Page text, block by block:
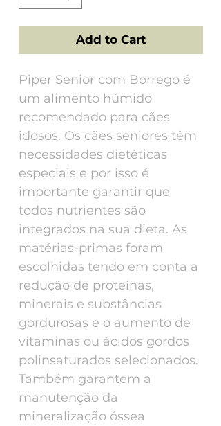
Add to Cart
Piper Senior com Borrego é
um alimento húmido
recomendado para cães
idosos. Os cães seniores têm
necessidades dietéticas
especiais e por isso é
importante garantir que
todos nutrientes são
integrados na sua dieta. As
matérias-primas foram
escolhidas tendo em conta a
redução de proteínas,
minerais e substâncias
gordurosas e o aumento de
vitaminas ou ácidos gordos
polinsaturados selecionados.
Também garantem a
manutenção da
mineralização óssea